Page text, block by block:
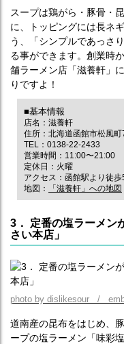
スープは鶏がら・豚骨・
に、トッピングには長ネ
う、「シンプルであっさ
る事ができます。創業時
舗ラーメン店「滋養軒」
りですよ！
■基本情報
店名：滋養軒
住所：北海道函館市松風町
TEL：0138-22-2433
営業時間：11:00〜21:00
定休日：火曜
アクセス：函館駅より徒歩
地図：
「滋養軒」への地図
3． 定番の塩ラーメン
さい本店」
photo by dislikesour /
道南産の昆布をはじめ、
ープの塩ラーメン「味彩